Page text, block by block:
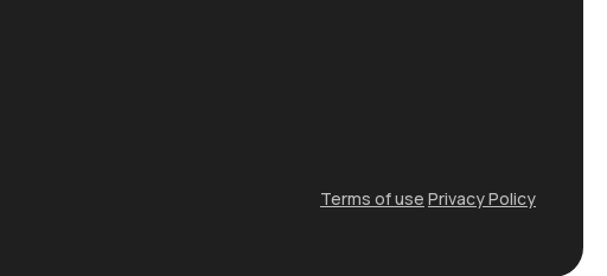
Terms of use Privacy Policy